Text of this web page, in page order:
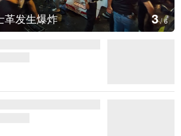
图集
云南弥勒：欢庆火把节
4/6